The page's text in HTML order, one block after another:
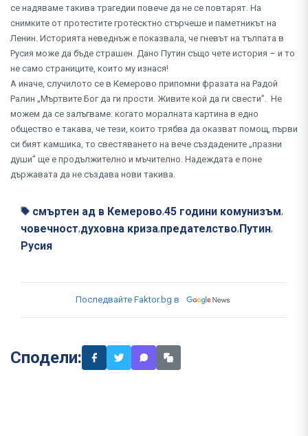
се надяваме такива трагедии повече да не се повтарят. На
снимките от протестите гротесктно стърчеше и паметникът на
Ленин. Историята неведнъж е показвала, че гневът на тълпата в
Русия може да бъде страшен. Дано Путин също чете история – и то
не само страниците, които му изнася!
А иначе, случилото се в Кемерово припомни фразата на Радой
Ралин „Мъртвите Бог да ги прости. Живите кой да ги свести”. Не
можем да се залъгваме: когато моралната картина в едно
общество е такава, че тези, които трябва да оказват помощ, първи
си бият камшика, то свестяването на вече създадените „празни
души” ще е продължително и мъчително. Надеждата е поне
държавата да не създава нови такива.
смъртен ад в Кемерово,45 години комунизъм,
човечност,духовна криза,предателство,Путин,
Русия
Последвайте Faktor.bg в
Сподели: